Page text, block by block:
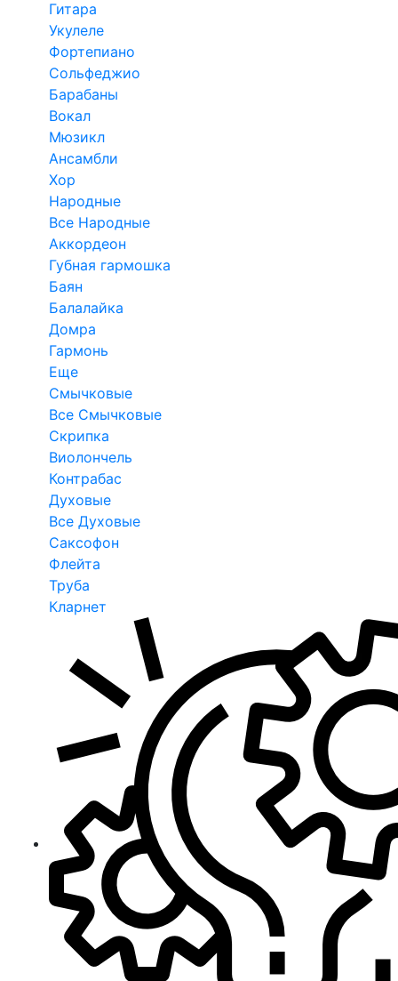
Гитара
Укулеле
Фортепиано
Сольфеджио
Барабаны
Вокал
Мюзикл
Ансамбли
Хор
Народные
Все Народные
Аккордеон
Губная гармошка
Баян
Балалайка
Домра
Гармонь
Еще
Смычковые
Все Смычковые
Скрипка
Виолончель
Контрабас
Духовые
Все Духовые
Саксофон
Флейта
Труба
Кларнет